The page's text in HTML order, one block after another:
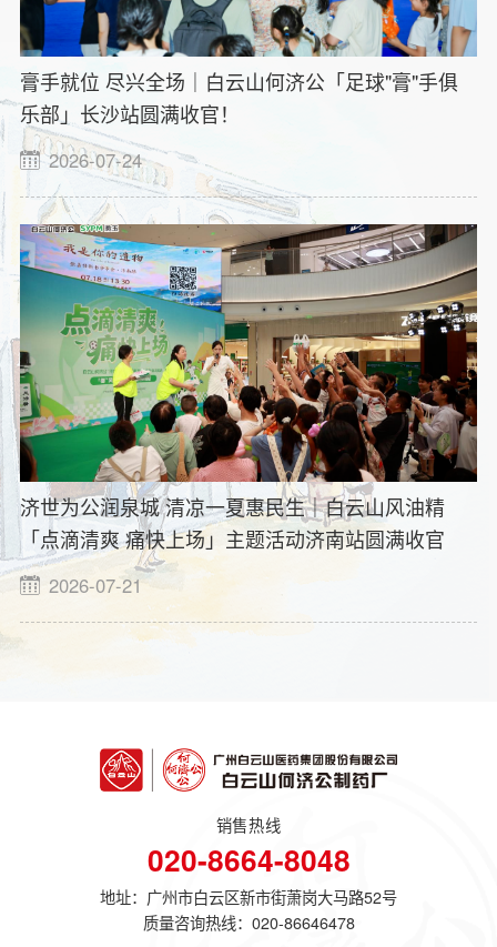
膏手就位 尽兴全场｜白云山何济公「足球"膏"手俱
乐部」长沙站圆满收官！
2026-07-24
济世为公润泉城 清凉一夏惠民生｜白云山风油精
「点滴清爽 痛快上场」主题活动济南站圆满收官
2026-07-21
销售热线
020-8664-8048
地址：广州市白云区新市街萧岗大马路52号
质量咨询热线： 020-86646478